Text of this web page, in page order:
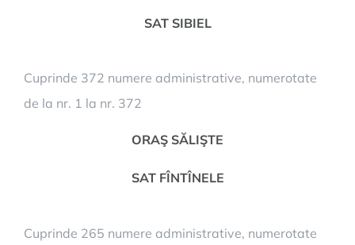
SAT SIBIEL
Cuprinde 372 numere administrative, numerotate
de la nr. 1 la nr. 372
ORAŞ SĂLIŞTE
SAT FÎNTÎNELE
Cuprinde 265 numere administrative, numerotate